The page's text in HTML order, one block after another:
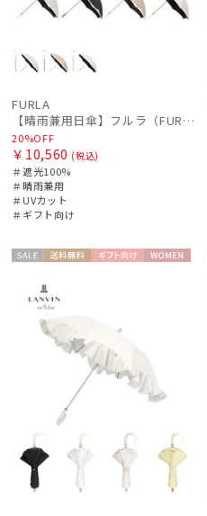
FURLA
【晴雨兼用日傘】フルラ（FURLA）バイカラーカットワーク 遮光100 UV100 軽量
20%OFF
￥10,560 (税込)
＃遮光100%
＃晴雨兼用
＃UVカット
＃ギフト向け
料